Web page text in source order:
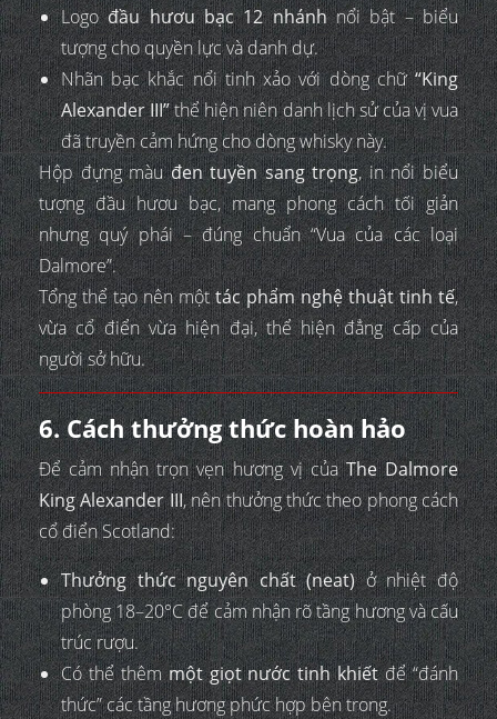
Logođầu hươu bạc 12 nhánhnổi bật – biểu
tượng cho quyền lực và danh dự.
Nhãn bạc khắc nổi tinh xảo với dòng chữ“King
Alexander III”thể hiện niên danh lịch sử của vị vua
đã truyền cảm hứng cho dòng whisky này.
Hộp đựng màuđen tuyền sang trọng, in nổi biểu
tượng đầu hươu bạc, mang phong cách tối giản
nhưng quý phái – đúng chuẩn “Vua của các loại
Dalmore”.
Tổng thể tạo nên mộttác phẩm nghệ thuật tinh tế,
vừa cổ điển vừa hiện đại, thể hiện đẳng cấp của
người sở hữu.
6. Cách thưởng thức hoàn hảo
Để cảm nhận trọn vẹn hương vị củaThe Dalmore
King Alexander III, nên thưởng thức theo phong cách
cổ điển Scotland:
Thưởng thức nguyên chất (neat)ở nhiệt độ
phòng 18–20°C để cảm nhận rõ tầng hương và cấu
trúc rượu.
Có thể thêmmột giọt nước tinh khiếtđể “đánh
thức” các tầng hương phức hợp bên trong.